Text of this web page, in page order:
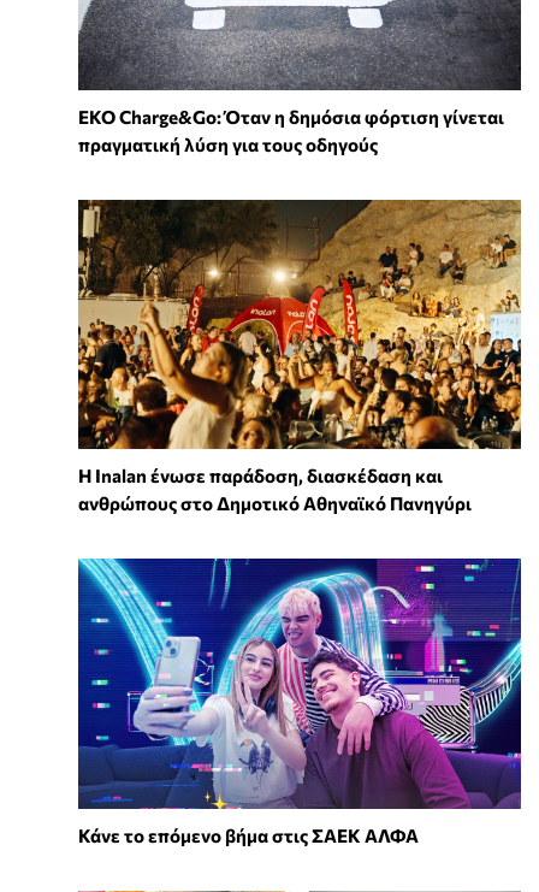
EKO Charge&Go: Όταν η δημόσια φόρτιση γίνεται
πραγματική λύση για τους οδηγούς
Η Inalan ένωσε παράδοση, διασκέδαση και
ανθρώπους στο Δημοτικό Αθηναϊκό Πανηγύρι
Κάνε το επόμενο βήμα στις ΣΑΕΚ ΑΛΦΑ